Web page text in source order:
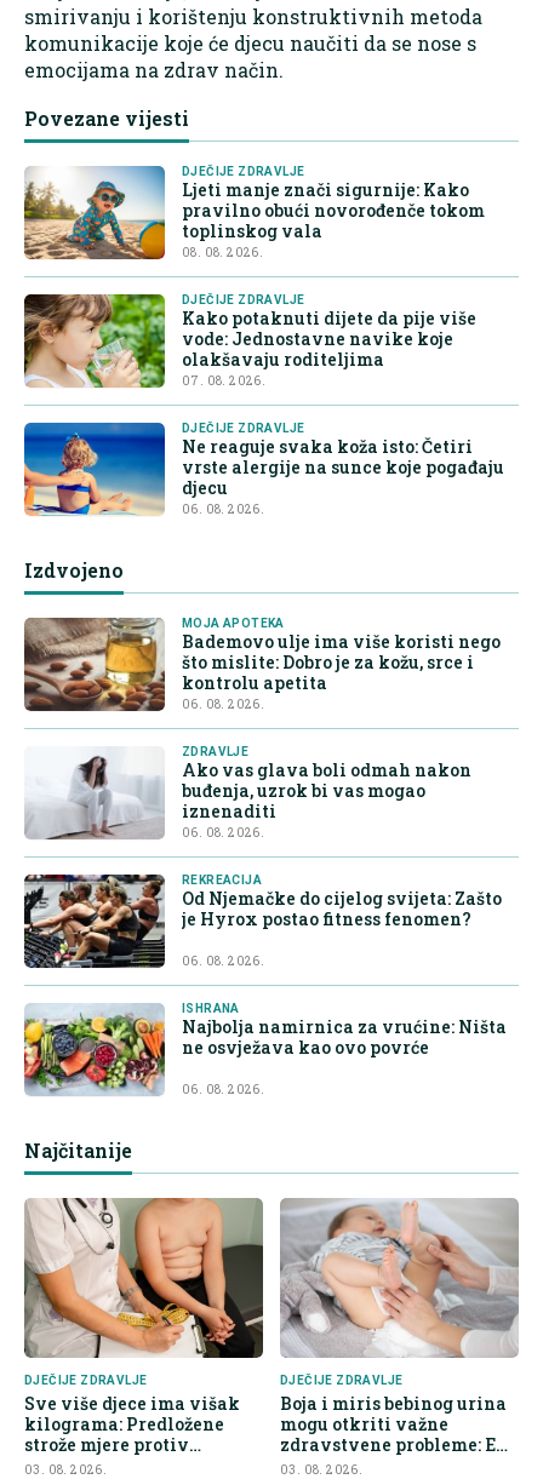
smirivanju i korištenju konstruktivnih metoda
komunikacije koje će djecu naučiti da se nose s
emocijama na zdrav način.
Povezane vijesti
DJEČIJE ZDRAVLJE
Ljeti manje znači sigurnije: Kako
pravilno obući novorođenče tokom
toplinskog vala
08. 08. 2026.
DJEČIJE ZDRAVLJE
Kako potaknuti dijete da pije više
vode: Jednostavne navike koje
olakšavaju roditeljima
07. 08. 2026.
DJEČIJE ZDRAVLJE
Ne reaguje svaka koža isto: Četiri
vrste alergije na sunce koje pogađaju
djecu
06. 08. 2026.
Izdvojeno
MOJA APOTEKA
Bademovo ulje ima više koristi nego
što mislite: Dobro je za kožu, srce i
kontrolu apetita
06. 08. 2026.
ZDRAVLJE
Ako vas glava boli odmah nakon
buđenja, uzrok bi vas mogao
iznenaditi
06. 08. 2026.
REKREACIJA
Od Njemačke do cijelog svijeta: Zašto
je Hyrox postao fitness fenomen?
06. 08. 2026.
ISHRANA
Najbolja namirnica za vrućine: Ništa
ne osvježava kao ovo povrće
06. 08. 2026.
Najčitanije
DJEČIJE ZDRAVLJE
Sve više djece ima višak
kilograma: Predložene
strože mjere protiv
nezdrave hrane
03. 08. 2026.
DJEČIJE ZDRAVLJE
Boja i miris bebinog urina
mogu otkriti važne
zdravstvene probleme: Evo
na šta roditelji trebaju obr
03. 08. 2026.